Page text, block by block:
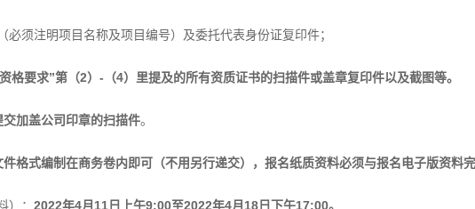
须注明项目名称及项目编号）及委托代表身份证复印件；
格要求”第（2）-（4）里提及的所有资质证书的扫描件或盖章复印件以及截图等。
交加盖公司印章的扫描件。
格式编制在商务卷内即可（不用另行递交），报名纸质资料必须与报名电子版资料完
）： 2022年4月11日上午9:00至2022年4月18日下午17:00。